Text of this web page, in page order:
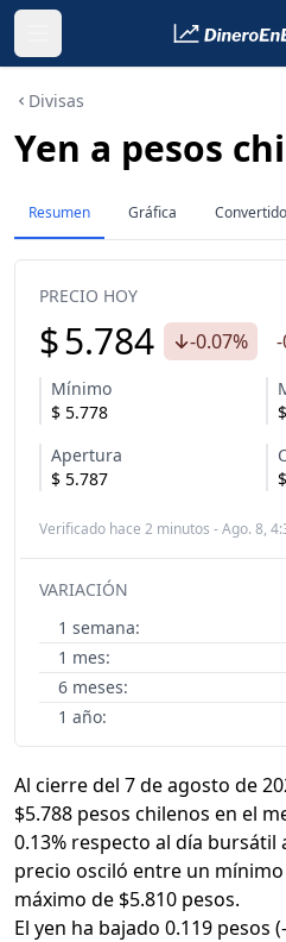
Divisas
Yen a pesos
Resumen Gráfica
PRECIO HOY
$5.784 -0.07%
Mínimo
$ 5.778
$
Apertura
$ 5.787
$
Verificado hace 2 minutos - Ago. 8,
VARIACIÓN
1 semana:
1 mes:
6 meses:
1 año:
Al cierre del 7 de agosto de
$5.788 pesos chilenos en el
0.13% respecto al día
precio osciló entre un mínimo
máximo de $5.810 pesos.
El yen ha bajado 0.119 pesos